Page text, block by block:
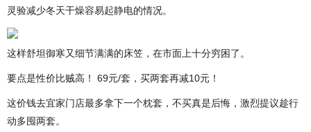
灵验减少冬天干燥容易起静电的情况。
这样舒坦御寒又细节满满的床笠，在市面上十分穷困了。
要点是性价比贼高！ 69元/套，买两套再减10元！
这价钱去宜家门店最多拿下一个枕套，不买真是后悔，激烈提议趁行
动多囤两套。